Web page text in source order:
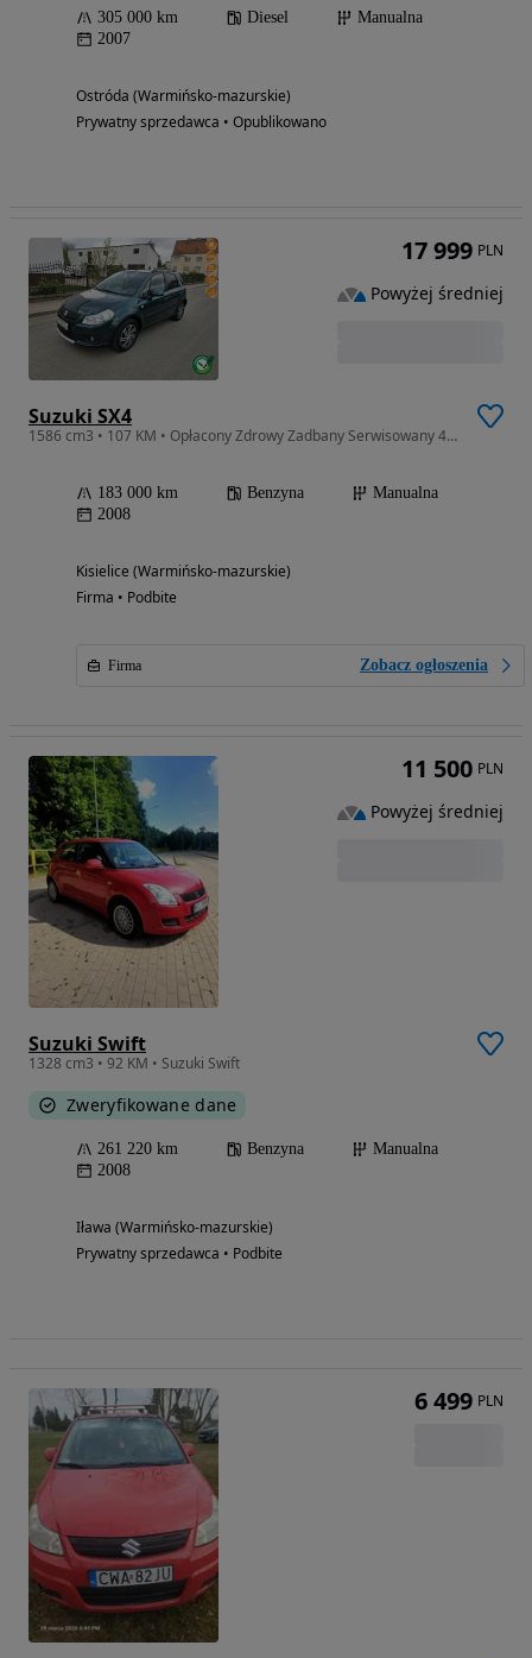
305 000 km Diesel
Manualna
2007
Ostróda (Warmińsko-mazurskie)
Prywatny sprzedawca • Opublikowano
Suzuki SX4
1586 cm3 • 107 KM • Opłacony Zdrowy Zadbany Serwisowany 4x4 Po Serwisie 1 Wł
183 000 km Benzyna
Manualna
2008
Kisielice (Warmińsko-mazurskie)
Firma • Podbite
Firma Zobacz ogłoszenia
17 999 PLN
Powyżej średniej
Suzuki Swift
1328 cm3 • 92 KM • Suzuki Swift
Zweryfikowane dane
261 220 km Benzyna
Manualna
2008
Iława (Warmińsko-mazurskie)
Prywatny sprzedawca • Podbite
11 500 PLN
Powyżej średniej
6 499 PLN